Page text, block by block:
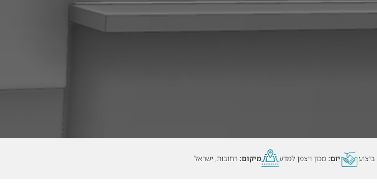
ביצוע יזם: מכון ויצמן למדע מיקום: רחובות, ישראל